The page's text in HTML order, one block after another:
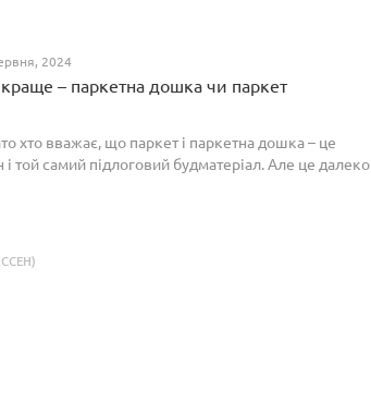
2024
– паркетна дошка чи паркет
хто вважає, що паркет і паркетна дошка – це
і той самий підлоговий будматеріал. Але це далеко